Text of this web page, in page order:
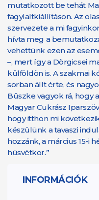
mutatkozott be tehát
fagylaltkiállításon. Az
szervezete a mi
hívta meg a
vehettünk ezen az
–, mert így a Dörgicsei
külföldön is. A szakmai
sorban állt érte, és
Büszke vagyok rá, hogy
Magyar Cukrász
hogy itthon mi
készülünk a tavaszi
hozzánk, a március 15-i
húsvétkor.”
INFORMÁCIÓK